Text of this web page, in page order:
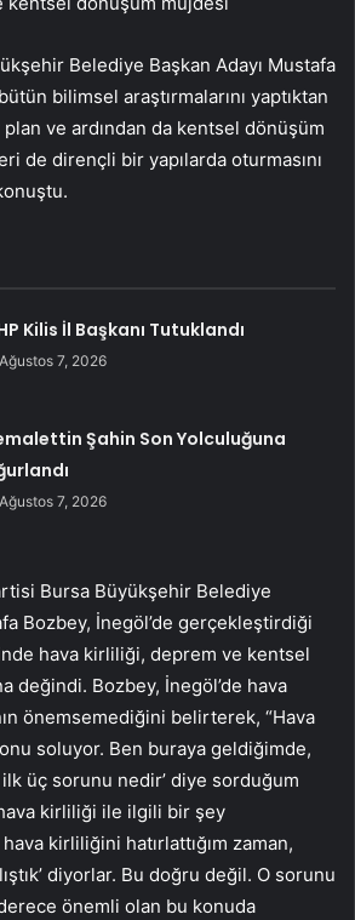
Belediye Başkan Adayı Mustafa
bilimsel araştırmalarını yaptıktan
ve ardından da kentsel dönüşüm
de dirençli bir yapılarda oturmasını
Kilis İl Başkanı Tutuklandı
Ağustos 7, 2026
Şahin Son Yolculuğuna
Ağustos 7, 2026
Bursa Büyükşehir Belediye
Bozbey, İnegöl’de gerçekleştirdiği
hava kirliliği, deprem ve kentsel
değindi. Bozbey, İnegöl’de hava
önemsemediğini belirterek, “Hava
soluyor. Ben buraya geldiğimde,
ilk üç sorunu nedir’ diye sorduğum
kirliliği ile ilgili bir şey
kirliliğini hatırlattığım zaman,
diyorlar. Bu doğru değil. O sorunu
önemli olan bu konuda